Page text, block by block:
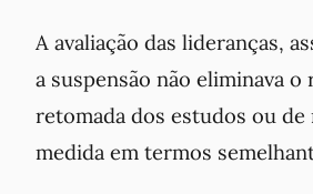
A avaliação das lideranças,
a suspensão não eliminava o
retomada dos estudos ou de
medida em termos